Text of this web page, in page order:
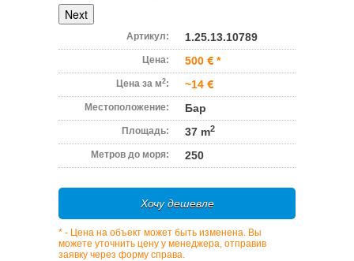
Next
Артикул: 1.25.13.10789
Цена: 500 *
Цена за м2: ~14
Местоположение: Бар
Площадь: 37 m2
Метров до моря: 250
Хочу дешевле
* - Цена на объект может быть изменена. Вы
можете уточнить цену у менеджера, отправив
заявку через форму справа.